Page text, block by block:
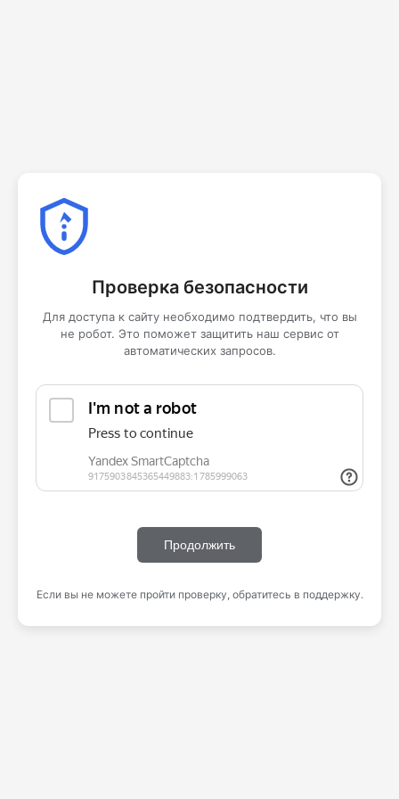
Проверка безопасности
Для доступа к сайту необходимо подтвердить, что вы
не робот. Это поможет защитить наш сервис от
автоматических запросов.
Продолжить
Если вы не можете пройти проверку, обратитесь в поддержку.